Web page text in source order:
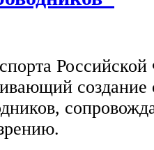
создание